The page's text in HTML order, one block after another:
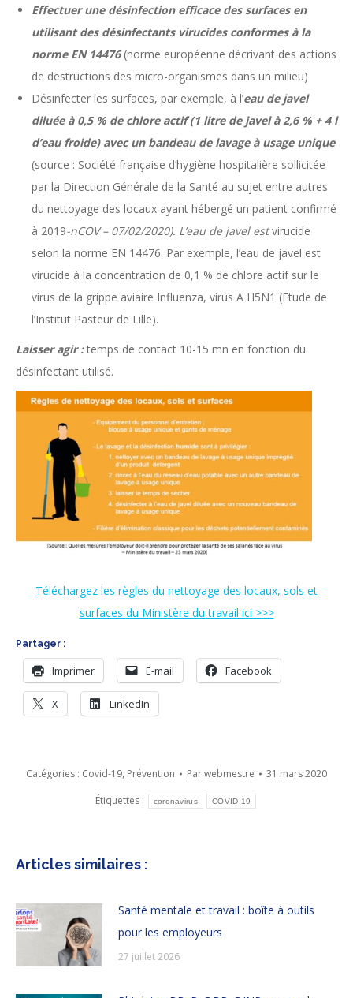
Effectuer une désinfection efficace des surfaces en
utilisant des désinfectants virucides conformes à la
norme EN 14476(norme européenne décrivant des actions
de destructions des micro-organismes dans un milieu)
Désinfecter les surfaces, par exemple, à l’eau de javel
diluée à 0,5 % de chlore actif (1 litre de javel à 2,6 % + 4 l
d’eau froide) avec un bandeau de lavage à usage unique
(source : Société française d’hygiène hospitalière sollicitée
par la Direction Générale de la Santé au sujet entre autres
du nettoyage des locaux ayant hébergé un patient confirmé
à 2019-nCOV – 07/02/2020). L’eau de javel estvirucide
selon la norme EN 14476. Par exemple, l’eau de javel est
virucide à la concentration de 0,1 % de chlore actif sur le
virus de la grippe aviaire Influenza, virus A H5N1 (Etude de
l’Institut Pasteur de Lille).
Laisser agir :temps de contact 10-15 mn en fonction du
désinfectant utilisé.
Téléchargez les règles du nettoyage des locaux, sols et
surfaces du Ministère du travail ici >>>
Partager :
Imprimer E-mail Facebook
X LinkedIn
Catégories : Covid-19, Prévention Parwebmestre
31 mars 2020
Étiquettes :
coronavirus COVID-19
Articles similaires :
Santé mentale et travail : boîte à outils
pour les employeurs
27 juillet 2026